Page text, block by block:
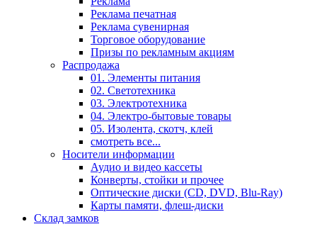
Реклама печатная
Реклама сувенирная
Торговое оборудование
Призы по рекламным акциям
Распродажа
01. Элементы питания
02. Светотехника
03. Электротехника
04. Электро-бытовые товары
05. Изолента, скотч, клей
смотреть все...
Носители информации
Аудио и видео кассеты
Конверты, стойки и прочее
Оптические диски (CD, DVD, Blu-Ray)
Карты памяти, флеш-диски
Склад замков